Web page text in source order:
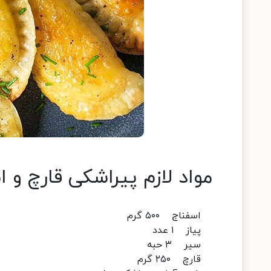
مواد لازم پیراشکی قارچ و
اسفناج ۵۰۰ گرم
پیاز ۱ عدد
سیر ۳ حبه
قارچ ۲۵۰ گرم